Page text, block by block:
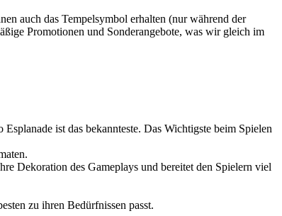
auch das Tempelsymbol erhalten (nur während der
Promotionen und Sonderangebote, was wir gleich im
ist das bekannteste. Das Wichtigste beim Spielen
Dekoration des Gameplays und bereitet den Spielern viel
zu ihren Bedürfnissen passt.